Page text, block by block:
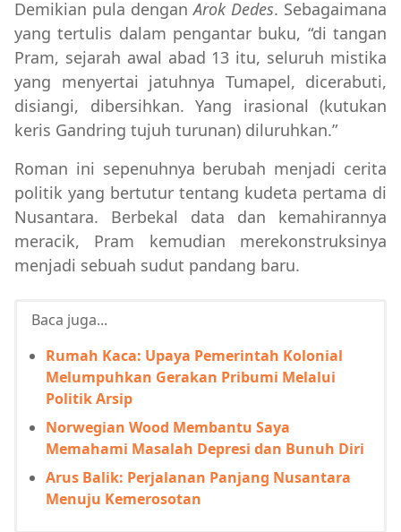
Demikian pula denganArok Dedes. Sebagaimana
yang tertulis dalam pengantar buku, “di tangan
Pram, sejarah awal abad 13 itu, seluruh mistika
yang menyertai jatuhnya Tumapel, dicerabuti,
disiangi, dibersihkan. Yang irasional (kutukan
keris Gandring tujuh turunan) diluruhkan.”
Roman ini sepenuhnya berubah menjadi cerita
politik yang bertutur tentang kudeta pertama di
Nusantara. Berbekal data dan kemahirannya
meracik, Pram kemudian merekonstruksinya
menjadi sebuah sudut pandang baru.
Baca juga...
Rumah Kaca: Upaya Pemerintah Kolonial
Melumpuhkan Gerakan Pribumi Melalui
Politik Arsip
Norwegian Wood Membantu Saya
Memahami Masalah Depresi dan Bunuh Diri
Arus Balik: Perjalanan Panjang Nusantara
Menuju Kemerosotan